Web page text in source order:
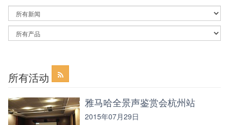
By
News
Category
By
Article
所有活动
雅马哈全景声鉴赏会杭州站
2015年07月29日